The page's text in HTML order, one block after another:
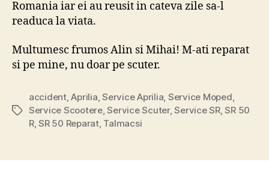
Romania iar ei au reusit in cateva zile sa-l
readuca la viata.
Multumesc frumos Alin si Mihai! M-ati reparat
si pe mine, nu doar pe scuter.
Tags
accident,Aprilia ,Service Aprilia Service Moped
Service Scootere,Service Scuter,Service SR,SR 50
R,SR 50 Reparat, Talmacsi